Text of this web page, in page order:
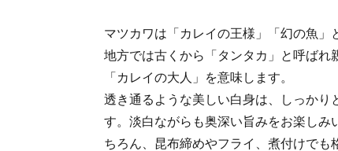
マツカワは「カレイの王様」「幻の魚」
地方では古くから「タンタカ」と呼ばれ
「カレイの大人」を意味します。
透き通るような美しい白身は、しっかり
す。淡白ながらも奥深い旨みをお楽しみ
ちろん、昆布締めやフライ、煮付けでも